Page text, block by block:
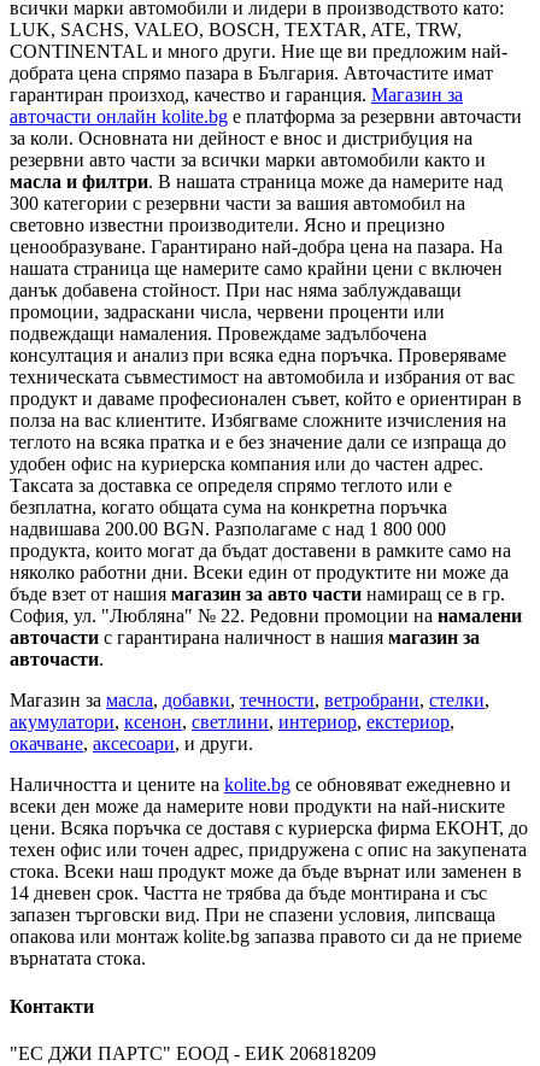
всички марки автомобили и лидери в производството като:
LUK, SACHS, VALEO, BOSCH, TEXTAR, ATE, TRW,
CONTINENTAL и много други. Ние ще ви предложим най-
добрата цена спрямо пазара в България. Авточастите имат
гарантиран произход, качество и гаранция. Магазин за
авточасти онлайн kolite.bg е платформа за резервни авточасти
за коли. Основната ни дейност е внос и дистрибуция на
резервни авто части за всички марки автомобили както и
масла и филтри. В нашата страница може да намерите над
300 категории с резервни части за вашия автомобил на
световно известни производители. Ясно и прецизно
ценообразуване. Гарантирано най-добра цена на пазара. На
нашата страница ще намерите само крайни цени с включен
данък добавена стойност. При нас няма заблуждаващи
промоции, задраскани числа, червени проценти или
подвеждащи намаления. Провеждаме задълбочена
консултация и анализ при всяка една поръчка. Проверяваме
техническата съвместимост на автомобила и избрания от вас
продукт и даваме професионален съвет, който е ориентиран в
полза на вас клиентите. Избягваме сложните изчисления на
теглото на всяка пратка и е без значение дали се изпраща до
удобен офис на куриерска компания или до частен адрес.
Таксата за доставка се определя спрямо теглото или е
безплатна, когато общата сума на конкретна поръчка
надвишава 200.00 BGN. Разполагаме с над 1 800 000
продукта, които могат да бъдат доставени в рамките само на
няколко работни дни. Всеки един от продуктите ни може да
бъде взет от нашия магазин за авто части намиращ се в гр.
София, ул. "Любляна" № 22. Редовни промоции на намалени
авточасти с гарантирана наличност в нашия магазин за
авточасти.
Магазин за масла, добавки, течности, ветробрани, стелки,
акумулатори, ксенон, светлини, интериор, екстериор,
окачване, аксесоари, и други.
Наличността и цените на kolite.bg се обновяват ежедневно и
всеки ден може да намерите нови продукти на най-ниските
цени. Всяка поръчка се доставя с куриерска фирма ЕКОНТ, до
техен офис или точен адрес, придружена с опис на закупената
стока. Всеки наш продукт може да бъде върнат или заменен в
14 дневен срок. Частта не трябва да бъде монтирана и със
запазен търговски вид. При не спазени условия, липсваща
опакова или монтаж kolite.bg запазва правото си да не приеме
върнатата стока.
Контакти
"ЕС ДЖИ ПАРТС" ЕООД - ЕИК 206818209